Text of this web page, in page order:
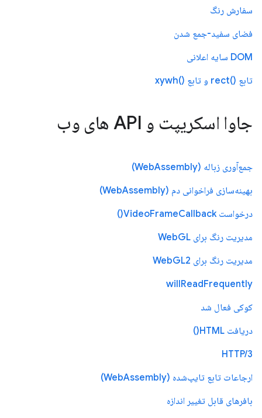
سفارش رنگ
فضای سفید-جمع شدن
DOM سایه اعلانی
تابع ()rect و تابع ()xywh
جاوا اسکریپت و API های وب
جمع‌آوری زباله (WebAssembly)
بهینه‌سازی فراخوانی دم (WebAssembly)
درخواست VideoFrameCallback()
مدیریت رنگ برای WebGL
مدیریت رنگ برای WebGL2
willReadFrequently
کوکی فعال شد
دریافت HTML()
HTTP/3
ارجاعات تابع تایپ‌شده (WebAssembly)
بافرهای قابل تغییر اندازه